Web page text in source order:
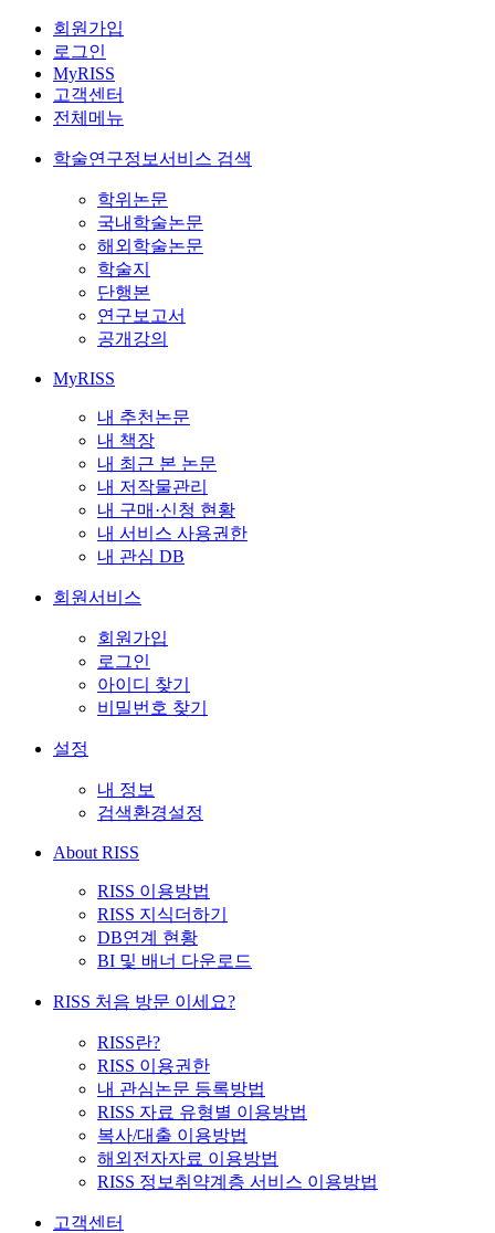
회원가입
로그인
MyRISS
고객센터
전체메뉴
학술연구정보서비스 검색
학위논문
국내학술논문
해외학술논문
학술지
단행본
연구보고서
공개강의
MyRISS
내 추천논문
내 책장
내 최근 본 논문
내 저작물관리
내 구매·신청 현황
내 서비스 사용권한
내 관심 DB
회원서비스
회원가입
로그인
아이디 찾기
비밀번호 찾기
설정
내 정보
검색환경설정
About RISS
RISS 이용방법
RISS 지식더하기
DB연계 현황
BI 및 배너 다운로드
RISS 처음 방문 이세요?
RISS란?
RISS 이용권한
내 관심논문 등록방법
RISS 자료 유형별 이용방법
복사/대출 이용방법
해외전자자료 이용방법
RISS 정보취약계층 서비스 이용방법
고객센터